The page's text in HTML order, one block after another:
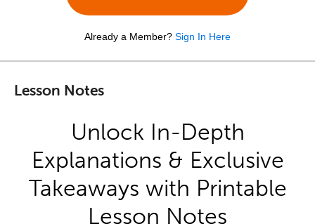
Already a Member? Sign In Here
Lesson Notes
Unlock In-Depth
Explanations & Exclusive
Takeaways with Printable
Lesson Notes